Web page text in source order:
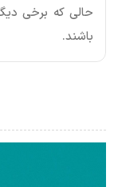
حالی که برخی
باشند.